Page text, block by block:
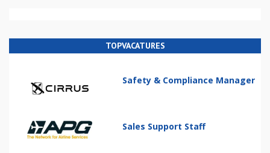
TOPVACATURES
Safety & Compliance Manager
Sales Support Staff